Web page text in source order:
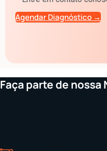
Agendar Diagnóstico →
Faça parte de